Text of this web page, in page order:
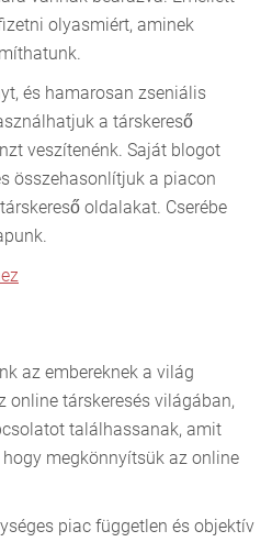
olyasmiért, aminek
és hamarosan zseniális
a társkereső
veszítenénk. Saját blogot
összehasonlítjuk a piacon
oldalakat. Cserébe
az embereknek a világ
online társkeresés világában,
találhassanak, amit
megkönnyítsük az online
piac független és objektív